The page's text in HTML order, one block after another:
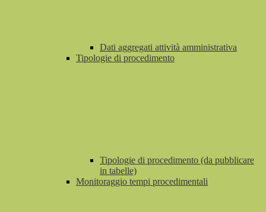
Dati aggregati attività amministrativa
Tipologie di procedimento
Tipologie di procedimento (da pubblicare
in tabelle)
Monitoraggio tempi procedimentali